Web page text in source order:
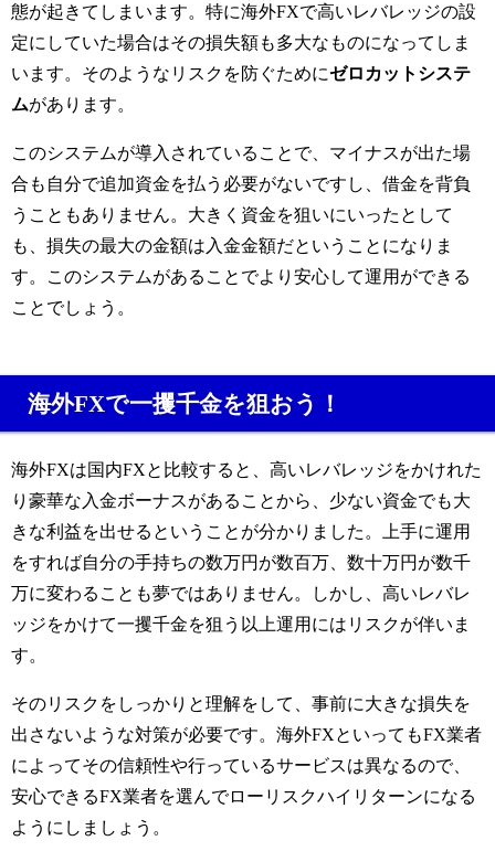
態が起きてしまいます。特に海外FXで高いレバレッジの設
定にしていた場合はその損失額も多大なものになってしま
います。そのようなリスクを防ぐためにゼロカットシステ
ムがあります。
このシステムが導入されていることで、マイナスが出た場
合も自分で追加資金を払う必要がないですし、借金を背負
うこともありません。大きく資金を狙いにいったとして
も、損失の最大の金額は入金金額だということになりま
す。このシステムがあることでより安心して運用ができる
ことでしょう。
海外FXで一攫千金を狙おう！
海外FXは国内FXと比較すると、高いレバレッジをかけれた
り豪華な入金ボーナスがあることから、少ない資金でも大
きな利益を出せるということが分かりました。上手に運用
をすれば自分の手持ちの数万円が数百万、数十万円が数千
万に変わることも夢ではありません。しかし、高いレバレ
ッジをかけて一攫千金を狙う以上運用にはリスクが伴いま
す。
そのリスクをしっかりと理解をして、事前に大きな損失を
出さないような対策が必要です。海外FXといってもFX業者
によってその信頼性や行っているサービスは異なるので、
安心できるFX業者を選んでローリスクハイリターンになる
ようにしましょう。